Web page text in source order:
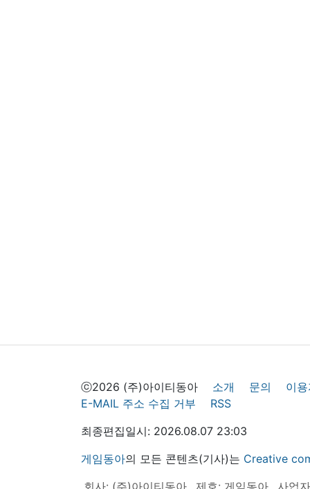
ⓒ2026 (주)아이티동아 소개 문의
이
E-MAIL 주소 수집 거부
RSS
최종편집일시: 2026.08.07 23:03
게임동아의 모든 콘텐츠(기사)는 Creative
회사: (주)아이티동아
제호: 게임동아 사업